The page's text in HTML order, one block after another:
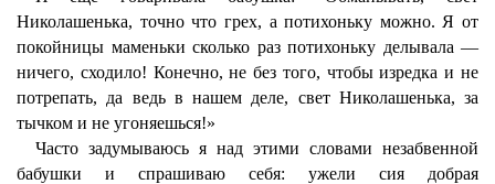
Николашенька, точно что грех, а потихоньку можно. Я от
покойницы маменьки сколько раз потихоньку делывала —
ничего, сходило! Конечно, не без того, чтобы изредка и не
потрепать, да ведь в нашем деле, свет Николашенька, за
тычком и не угоняешься!»
Часто задумываюсь я над этими словами незабвенной
бабушки и спрашиваю себя: ужели сия добрая